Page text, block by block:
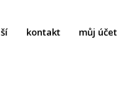
kontakt můj účet